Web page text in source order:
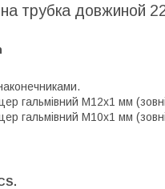
трубка довжиной
гальмівний М12х1 мм
гальмівний М10х1 мм